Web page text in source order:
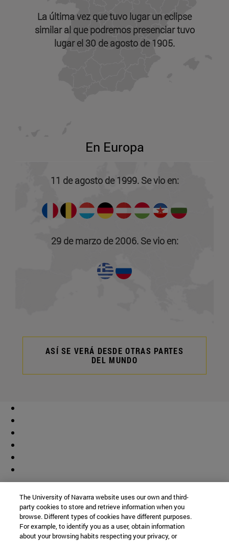
La última vez que tuvo lugar un eclipse
similar al que podremos presenciar tuvo
lugar el 30 de agosto de 1905.
En Europa
11 de agosto de 1999. Se vio en:
29 de marzo de 2006. Se vio en:
ASÍ SE VERÁ DESDE OTRAS PARTES
DEL MUNDO
The University of Navarra website uses our own and third-
party cookies to store and retrieve information when you
browse. Different types of cookies have different purposes.
For example, to identify you as a user, obtain information
about your browsing habits respecting your privacy, or